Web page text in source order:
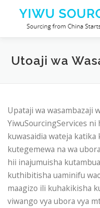
Skip to content
Huduma Mji wa Yiwu
Utoaji wa
Upataji wa wasambazaji
YiwuSourcingServices
kuwasaidia wateja katika
kutegemewa na wa
hii inajumuisha
kuthibitisha uaminifu
maagizo ili kuhakikisha
viwango vya ubora vya